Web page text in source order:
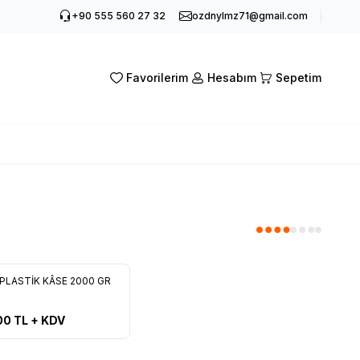
+90 555 560 27 32 ozdnylmz71@gmail.com
Favorilerim Hesabım Sepetim
PLASTİK KÂSE 2000 GR
TL + KDV